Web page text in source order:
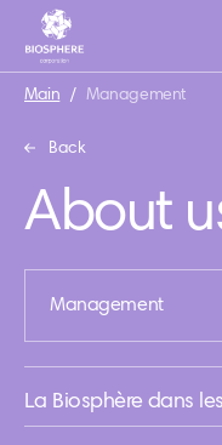
Main / Management
Back
About
Management
La Biosphère dans